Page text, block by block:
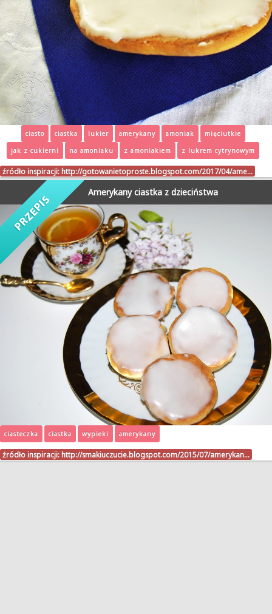
ciasto ciastka lukier amerykany amoniak
mięciutkie
jak z cukierni
na amoniaku z amoniakiem z lukrem cytrynowym
źródło inspiracji: http://gotowanietoproste.blogspot.com/2017/04/ame…
Amerykany ciastka z dzieciństwa
ciasteczka ciastka wypieki amerykany
źródło inspiracji: http://smakiuczucie.blogspot.com/2015/07/amerykan…